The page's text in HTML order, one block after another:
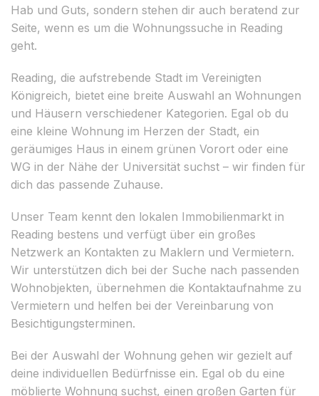
Hab und Guts, sondern stehen dir auch beratend zur
Seite, wenn es um die Wohnungssuche in Reading
geht.
Reading, die aufstrebende Stadt im Vereinigten
Königreich, bietet eine breite Auswahl an Wohnungen
und Häusern verschiedener Kategorien. Egal ob du
eine kleine Wohnung im Herzen der Stadt, ein
geräumiges Haus in einem grünen Vorort oder eine
WG in der Nähe der Universität suchst – wir finden für
dich das passende Zuhause.
Unser Team kennt den lokalen Immobilienmarkt in
Reading bestens und verfügt über ein großes
Netzwerk an Kontakten zu Maklern und Vermietern.
Wir unterstützen dich bei der Suche nach passenden
Wohnobjekten, übernehmen die Kontaktaufnahme zu
Vermietern und helfen bei der Vereinbarung von
Besichtigungsterminen.
Bei der Auswahl der Wohnung gehen wir gezielt auf
deine individuellen Bedürfnisse ein. Egal ob du eine
möblierte Wohnung suchst, einen großen Garten für